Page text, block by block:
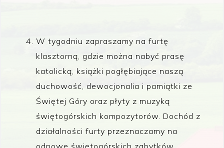
W tygodniu zapraszamy na furtę
klasztorną, gdzie można nabyć prasę
katolicką, książki pogłębiające naszą
duchowość, dewocjonalia i pamiątki ze
Świętej Góry oraz płyty z muzyką
świętogórskich kompozytorów. Dochód z
działalności furty przeznaczamy na
odnowę świętogórskich zabytków.